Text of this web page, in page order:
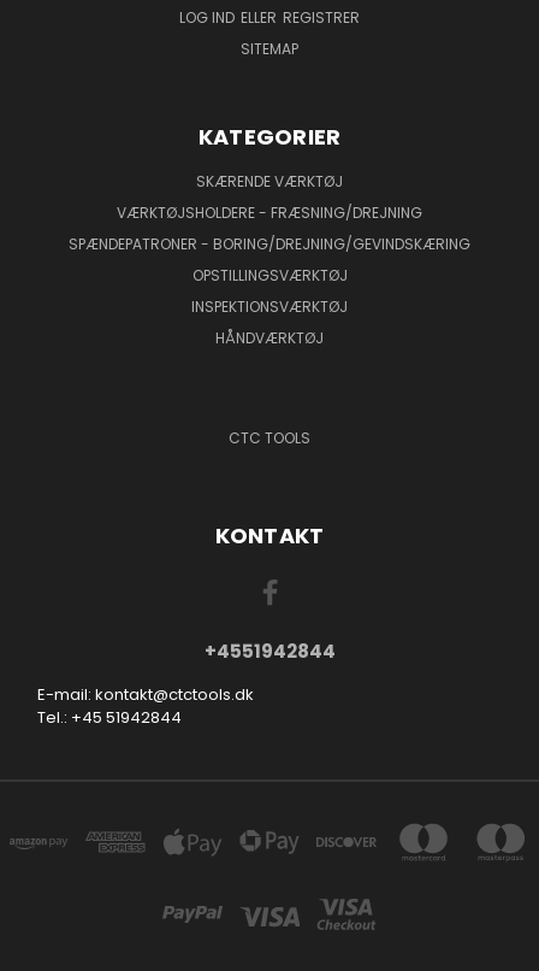
LOG IND ELLER REGISTRER
SITEMAP
KATEGORIER
SKÆRENDE VÆRKTØJ
VÆRKTØJSHOLDERE - FRÆSNING/DREJNING
SPÆNDEPATRONER - BORING/DREJNING/GEVINDSKÆRING
OPSTILLINGSVÆRKTØJ
INSPEKTIONSVÆRKTØJ
HÅNDVÆRKTØJ
CTC TOOLS
KONTAKT
+4551942844
E-mail: kontakt@ctctools.dk
Tel.: +45 51942844